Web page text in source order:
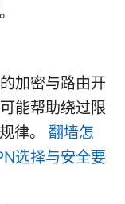
加密与路由开
能帮助绕过限
律。 翻墙怎
选择与安全要